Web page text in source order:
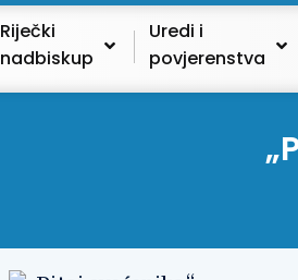
Riječki
nadbiskup
Uredi i
povjerenstva